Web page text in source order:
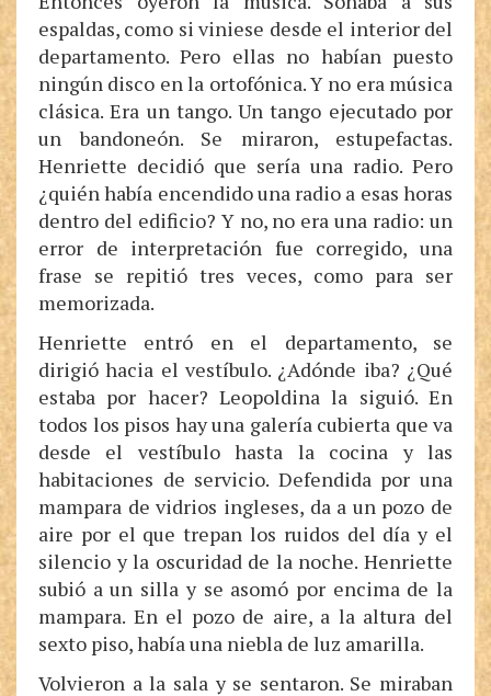
espaldas, como si viniese desde el interior del
departamento. Pero ellas no habían puesto
ningún disco en la ortofónica. Y no era música
clásica. Era un tango. Un tango ejecutado por
un bandoneón. Se miraron, estupefactas.
Henriette decidió que sería una radio. Pero
¿quién había encendido una radio a esas horas
dentro del edificio? Y no, no era una radio: un
error de interpretación fue corregido, una
frase se repitió tres veces, como para ser
memorizada.
Henriette entró en el departamento, se
dirigió hacia el vestíbulo. ¿Adónde iba? ¿Qué
estaba por hacer? Leopoldina la siguió. En
todos los pisos hay una galería cubierta que va
desde el vestíbulo hasta la cocina y las
habitaciones de servicio. Defendida por una
mampara de vidrios ingleses, da a un pozo de
aire por el que trepan los ruidos del día y el
silencio y la oscuridad de la noche. Henriette
subió a un silla y se asomó por encima de la
mampara. En el pozo de aire, a la altura del
sexto piso, había una niebla de luz amarilla.
Volvieron a la sala y se sentaron. Se miraban